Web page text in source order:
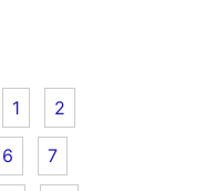
1 2
6 7